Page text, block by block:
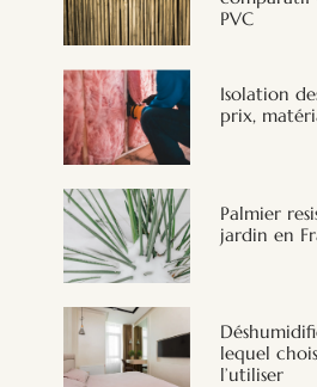
PVC
Isolation
prix,
Palmier
jardin en
lequel
l’utiliser